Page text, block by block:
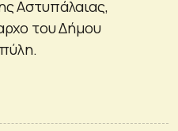
Αστυπάλαιας,
του Δήμου